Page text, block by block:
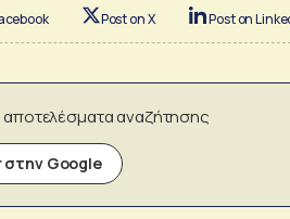
Post on X Post on
αναζήτησης
Google